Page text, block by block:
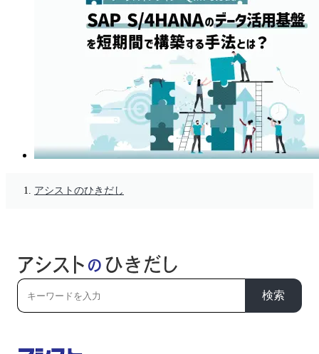
アシストのひきだし
検索